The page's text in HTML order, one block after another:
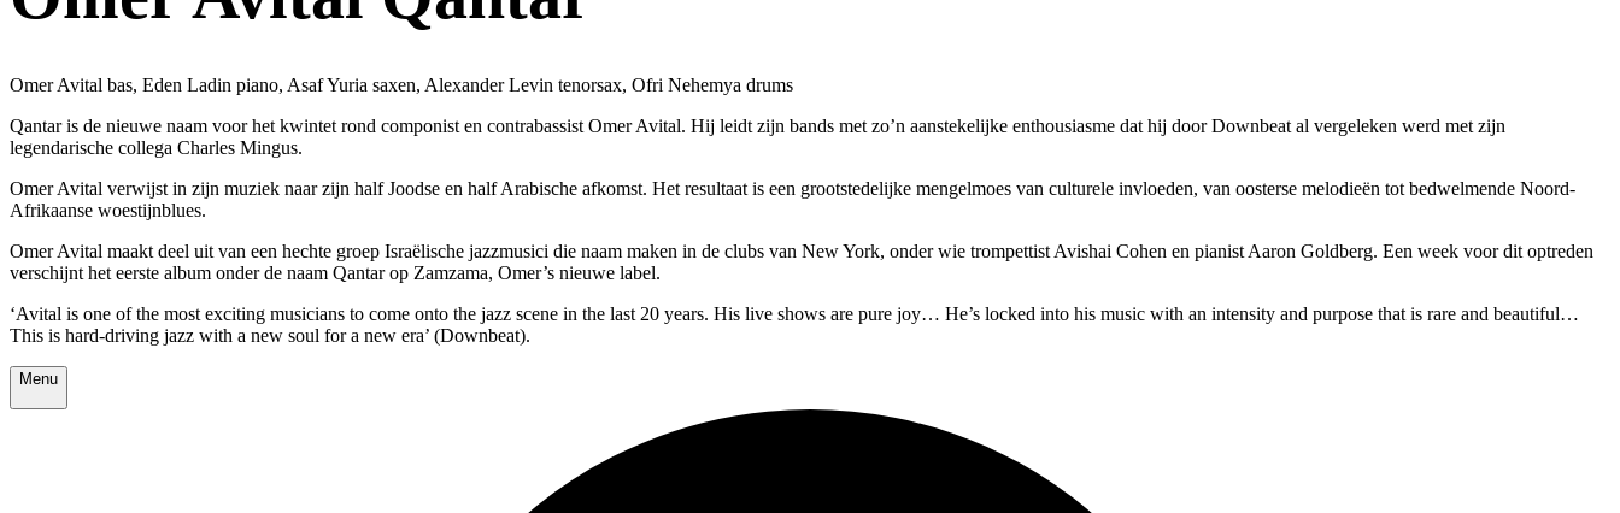
Omer Avital bas, Eden Ladin piano, Asaf Yuria saxen, Alexander Levin tenorsax, Ofri Nehemya drums
Qantar is de nieuwe naam voor het kwintet rond componist en contrabassist Omer Avital. Hij leidt zijn bands met zo’n aanstekelijke enthousiasme dat hij door Downbeat al vergeleken werd met zijn
legendarische collega Charles Mingus.
Omer Avital verwijst in zijn muziek naar zijn half Joodse en half Arabische afkomst. Het resultaat is een grootstedelijke mengelmoes van culturele invloeden, van oosterse melodieën tot bedwelmende Noord-
Afrikaanse woestijnblues.
Omer Avital maakt deel uit van een hechte groep Israëlische jazzmusici die naam maken in de clubs van New York, onder wie trompettist Avishai Cohen en pianist Aaron Goldberg. Een week voor dit optreden
verschijnt het eerste album onder de naam Qantar op Zamzama, Omer’s nieuwe label.
‘Avital is one of the most exciting musicians to come onto the jazz scene in the last 20 years. His live shows are pure joy… He’s locked into his music with an intensity and purpose that is rare and beautiful…
This is hard-driving jazz with a new soul for a new era’ (Downbeat).
Menu